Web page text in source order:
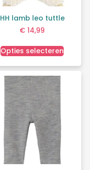
HH lamb leo tuttle
€ 14,99
Opties selecteren